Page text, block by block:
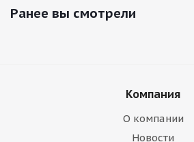
Ранее вы смотрели
Компания
О компании
Новости